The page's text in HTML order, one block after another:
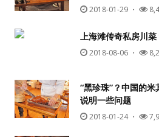
用户名或Email
2018-01-29 ・
上海滩传奇私房川
2018-08-06 ・
“黑珍珠”？中国的
说明一些问题
2018-01-24・